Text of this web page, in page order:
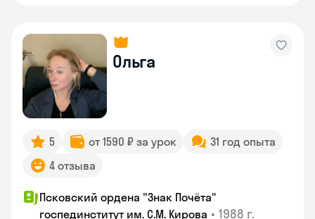
Ольга
5 от 1590 ₽ за урок
31 год опыта
4 отзыва
Псковский ордена "Знак Почёта"
госпединститут им. С.М. Кирова • 1988 г.